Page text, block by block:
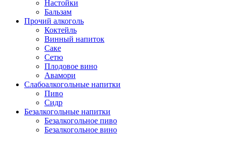
Настойки
Бальзам
Прочий алкоголь
Коктейль
Винный напиток
Саке
Сетю
Плодовое вино
Авамори
Слабоалкогольные напитки
Пиво
Сидр
Безалкогольные напитки
Безалкогольное пиво
Безалкогольное вино